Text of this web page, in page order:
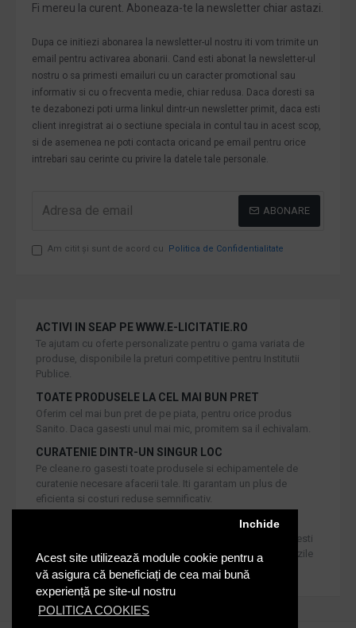
Acest site utilizează module cookie pentru a
vă asigura că beneficiați de cea mai bună
experiență pe site-ul nostru
POLITICA COOKIES
Inchide
Fi mereu la curent. Aboneaza-te la newsletter chiar astazi.
Dupa ce initiezi abonarea la newsletter-ul nostru iti vom trimite un
email pentru activarea abonarii. Cand esti abonat la newsletter-ul
nostru o sa primesti emailuri cu un caracter promotional sau
informativ si cu o frecventa medie, chiar redusa. Daca doresti sa
te dezabonezi poti urma linkul dintr-un newsletter primit, daca esti
client inregistrat ai o sectiune speciala in contul tau in acest scop,
si de asemenea ne poti contacta oricand pe email pentru orice
intrebari sau cerinte cu privire la datele tale personale.
ABONARE
Am citit şi sunt de acord cu Politica de Confidentialitate
ACTIVI IN SEAP PE WWW.E-LICITATIE.RO
Te ajutam cu oferte personalizate pentru o gama variata de
produse, disponibile la preturi competitive pentru Institutii
Publice.
TOATE PRODUSELE LA CEL MAI BUN PRET
Oferim cel mai bun pret de pe piata, pentru orice produs
Sanito. Daca gasesti unul mai mic, promitem sa il echivalam.
CURATENIE DINTR-UN SINGUR LOC
Pe cleane.ro gasesti toate produsele si echipamentele de
curatenie necesare afacerii tale. Iti garantam un plus de
eficienta si costuri reduse semnificativ.
Iti oferim produse de cea mai inalta calitate, dar daca doresti
inlocuirea sau returnarea lor, noi asiguram returul in 30 de zile
de la achizitie catre consumatori.